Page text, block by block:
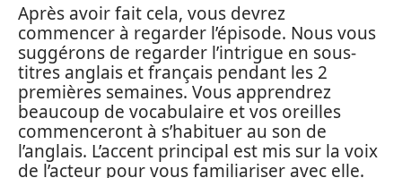
Après avoir fait cela, vous devrez
commencer à regarder l’épisode. Nous vous
suggérons de regarder l’intrigue en sous-
titres anglais et français pendant les 2
premières semaines. Vous apprendrez
beaucoup de vocabulaire et vos oreilles
commenceront à s’habituer au son de
l’anglais. L’accent principal est mis sur la voix
de l’acteur pour vous familiariser avec elle.